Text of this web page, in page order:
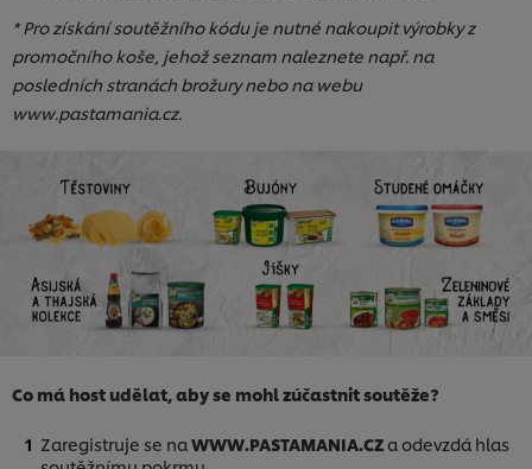
* Pro získání soutěžního kódu je nutné nakoupit výrobky z
promočního koše, jehož seznam naleznete např. na
posledních stranách brožury nebo na webu
www.pastamania.cz.
Co má host udělat, aby se mohl zúčastnit soutěže?
Zaregistruje se na WWW.PASTAMANIA.CZa odevzdá hlas